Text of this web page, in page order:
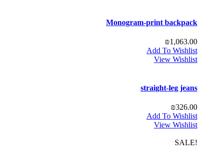
Monogram-print backpack
₪1,063.00
Add To Wishlist
View Wishlist
straight-leg jeans
₪326.00
Add To Wishlist
View Wishlist
!SALE